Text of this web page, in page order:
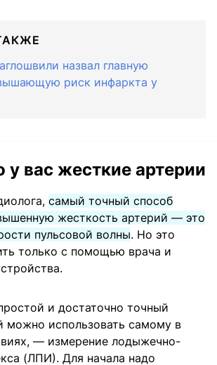
назвал главную
риск инфаркта у
у вас жесткие артерии
самый точный способ
жесткость артерий — это
пульсовой волны. Но это
только с помощью врача и
и достаточно точный
можно использовать самому в
— измерение лодыжечно-
(ЛПИ). Для начала надо